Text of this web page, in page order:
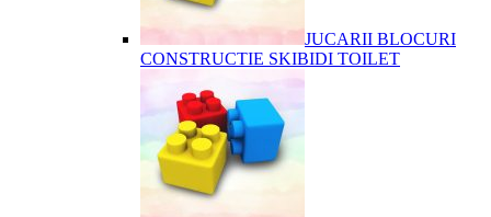
JUCARII BLOCURI
CONSTRUCTIE SKIBIDI TOILET